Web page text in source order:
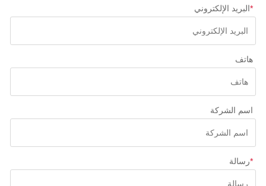
*البريد الإلكتروني
هاتف
اسم الشركة
*رسالة